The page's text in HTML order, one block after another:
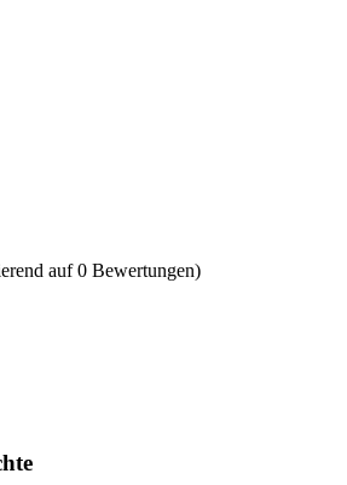
auf 0 Bewertungen)